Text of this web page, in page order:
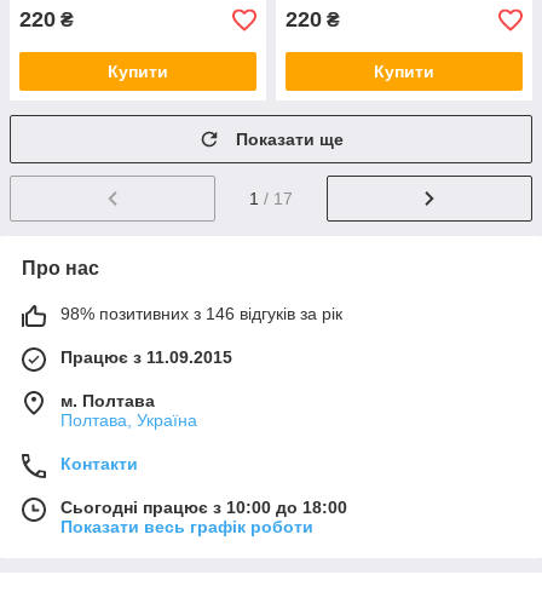
220 ₴
Купити
220 ₴
Купити
Показати ще
1 / 17
Про нас
98% позитивних з 146 відгуків за рік
Працює з 11.09.2015
м. Полтава
Полтава, Україна
Контакти
Сьогодні працює з 10:00 до 18:00
Показати весь графік роботи